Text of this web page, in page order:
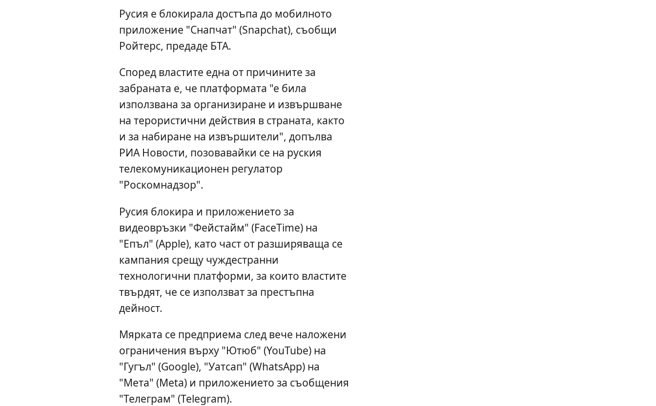
Русия е блокирала достъпа до мобилното
приложение "Снапчат" (Snapchat), съобщи
Ройтерс, предаде БТА.
Според властите една от причините за
забраната е, че платформата "е била
използвана за организиране и извършване
на терористични действия в страната, както
и за набиране на извършители", допълва
РИА Новости, позовавайки се на руския
телекомуникационен регулатор
"Роскомнадзор".
Русия блокира и приложението за
видеовръзки "Фейстайм" (FaceTime) на
"Епъл" (Apple), като част от разширяваща се
кампания срещу чуждестранни
технологични платформи, за които властите
твърдят, че се използват за престъпна
дейност.
Мярката се предприема след вече наложени
ограничения върху "Ютюб" (YouTube) на
"Гугъл" (Google), "Уатсап" (WhatsApp) на
"Мета" (Meta) и приложението за съобщения
"Телеграм" (Telegram).